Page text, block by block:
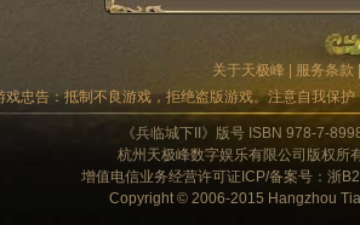
关于天极峰 服务条款
戏忠告：抵制不良游戏，拒绝盗版游戏。注意自我保
《兵临城下II》版号 ISBN 978-7-
杭州天极峰数字娱乐有限公司版权
增值电信业务经营许可证ICP/备案号：浙
Copyright © 2006-2015 Hangzhou